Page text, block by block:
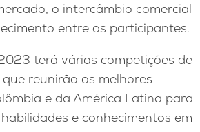
o intercâmbio comercial
entre os participantes.
terá várias competições de
reunirão os melhores
e da América Latina para
e conhecimentos em